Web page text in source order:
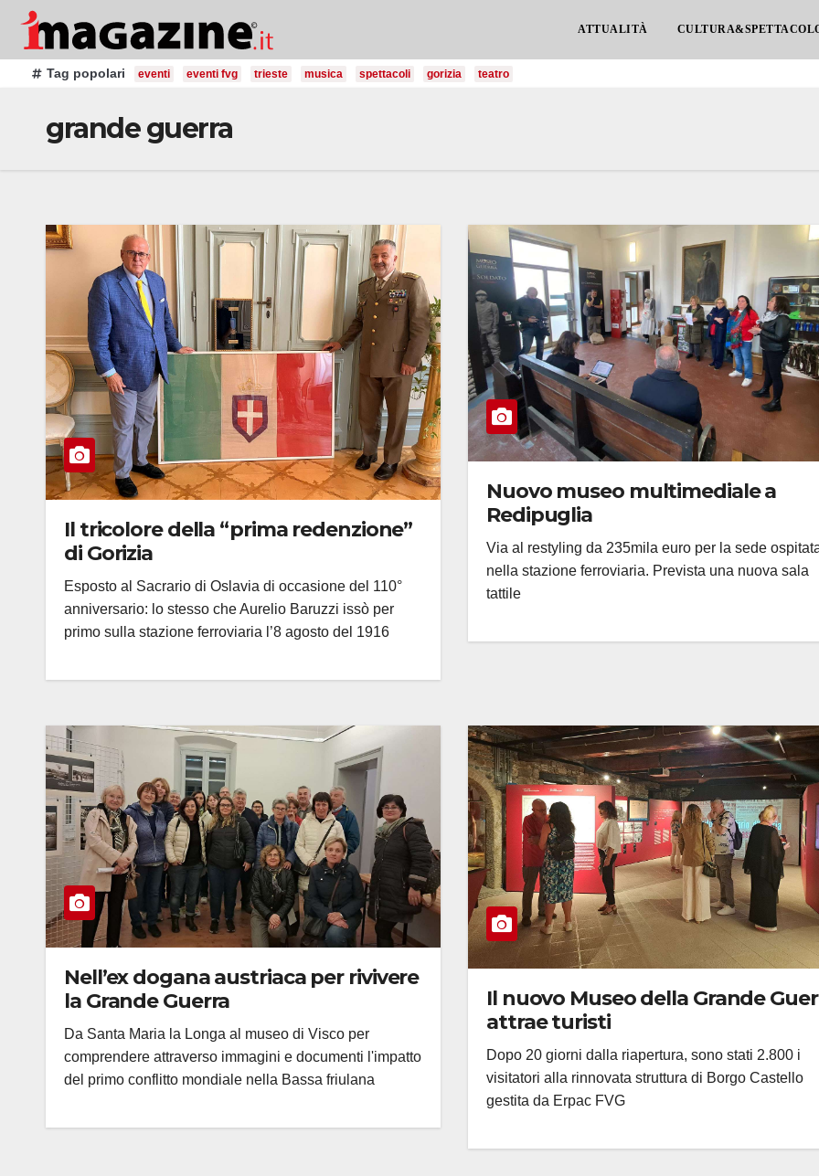
Salta
contenuto
ATTUALITÀ
Tag popolari eventi eventi fvg trieste musica spettacoli gorizia teatro
grande guerra
Il tricolore della “prima redenzione”
di Gorizia
Esposto al Sacrario di Oslavia di occasione del 110°
anniversario: lo stesso che Aurelio Baruzzi issò per
primo sulla stazione ferroviaria l’8 agosto del 1916
Nuovo museo multimediale a
Redipuglia
Via al restyling da 235mila euro per la sede
nella stazione ferroviaria. Prevista una nuova sala
tattile
Nell’ex dogana austriaca per rivivere
la Grande Guerra
Da Santa Maria la Longa al museo di Visco per
comprendere attraverso immagini e documenti l'impatto
del primo conflitto mondiale nella Bassa friulana
Il nuovo Museo della Grande
attrae turisti
Dopo 20 giorni dalla riapertura, sono stati 2.800 i
visitatori alla rinnovata struttura di Borgo Castello
gestita da Erpac FVG